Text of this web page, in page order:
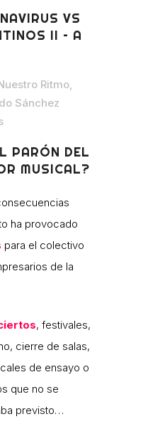
VS
II – A
Ritmo,
Sánchez
PARÓN DEL
MUSICAL?
ha provocado
para el colectivo
de la
, festivales,
cierre de salas,
de ensayo o
que no se
previsto…